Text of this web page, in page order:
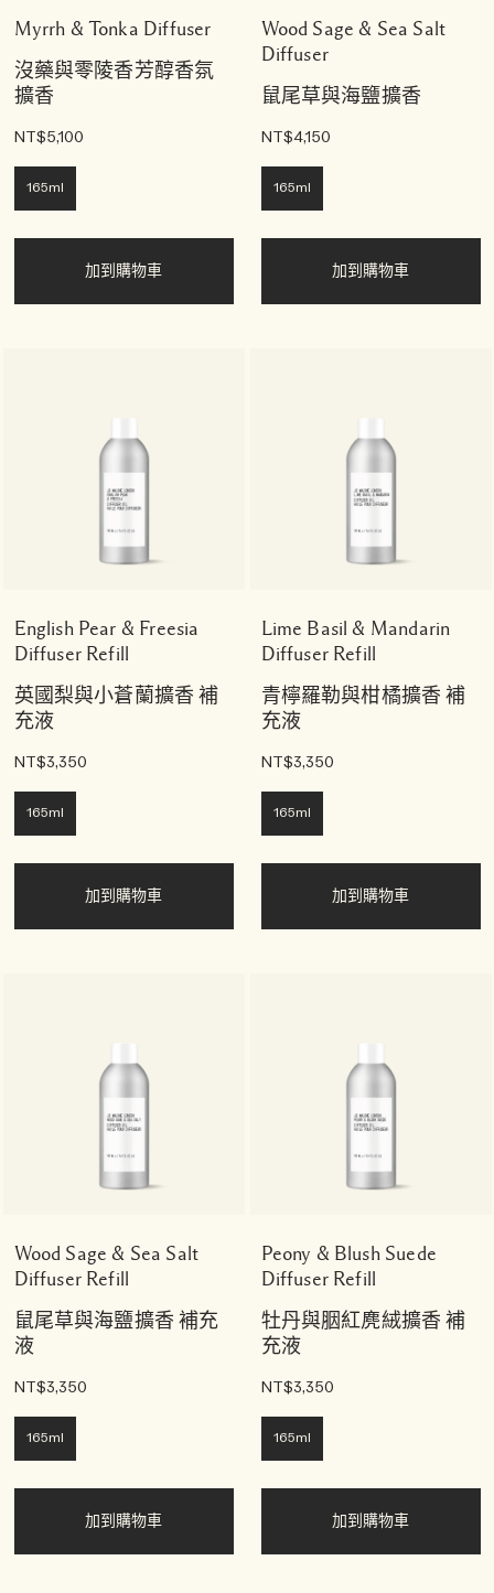
Myrrh & Tonka Diffuser
沒藥與零陵香芳醇香氛
擴香
NT$5,100
165ml
加到購物車
Wood Sage & Sea Salt
Diffuser
鼠尾草與海鹽擴香
NT$4,150
165ml
加到購物車
English Pear & Freesia
Diffuser Refill
英國梨與小蒼蘭擴香 補
充液
NT$3,350
165ml
加到購物車
Lime Basil & Mandarin
Diffuser Refill
青檸羅勒與柑橘擴香 補
充液
NT$3,350
165ml
加到購物車
Wood Sage & Sea Salt
Diffuser Refill
鼠尾草與海鹽擴香 補充
液
NT$3,350
165ml
加到購物車
Peony & Blush Suede
Diffuser Refill
牡丹與胭紅麂絨擴香 補
充液
NT$3,350
165ml
加到購物車